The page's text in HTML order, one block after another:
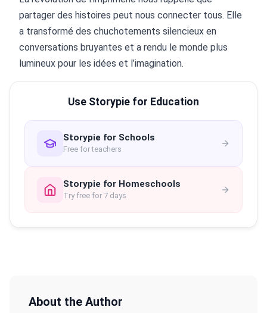
partager des histoires peut nous connecter tous. Elle
a transformé des chuchotements silencieux en
conversations bruyantes et a rendu le monde plus
lumineux pour les idées et l’imagination.
Use Storypie for Education
Storypie for Schools
Free for teachers
Storypie for Homeschools
Try free for 7 days
About the Author